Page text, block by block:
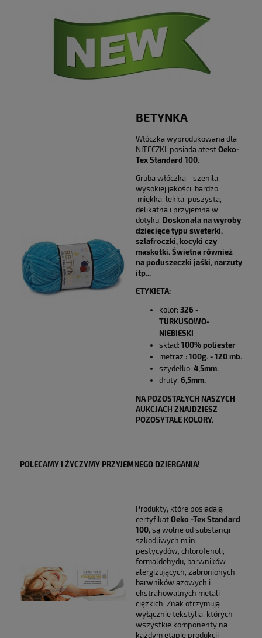
BETYNKA
Włóczka wyprodukowana dla
NITECZKI, posiada atest Oeko-
Tex Standard 100.
Gruba włóczka - szenila,
wysokiej jakości, bardzo
miękka, lekka, puszysta,
delikatna i przyjemna w
dotyku. Doskonała na wyroby
dziecięce typu sweterki,
szlafroczki, kocyki czy
maskotki. Świetna również
na poduszeczki jaśki, narzuty
itp...
ETYKIETA:
kolor: 326 -
TURKUSOWO-
NIEBIESKI
skład: 100% poliester
metraż : 100g. - 120 mb.
szydełko: 4,5mm.
druty: 6,5mm.
NA POZOSTAŁYCH NASZYCH
AUKCJACH ZNAJDZIESZ
POZOSYTAŁE KOLORY.
POLECAMY I ŻYCZYMY PRZYJEMNEGO DZIERGANIA!
Produkty, które posiadają
certyfikat Oeko -Tex Standard
100, są wolne od substancji
szkodliwych m.in.
pestycydów, chlorofenoli,
formaldehydu, barwników
alergizujących, zabronionych
barwników azowych i
ekstrahowalnych metali
ciężkich. Znak otrzymują
wyłącznie tekstylia, których
wszystkie komponenty na
każdym etapie produkcji